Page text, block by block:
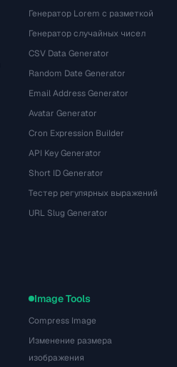
Генератор Lorem с разметкой
Генератор случайных чисел
CSV Data Generator
Random Date Generator
Email Address Generator
Avatar Generator
Cron Expression Builder
API Key Generator
Short ID Generator
Тестер регулярных выражений
URL Slug Generator
Image Tools
Compress Image
Изменение размера
изображения